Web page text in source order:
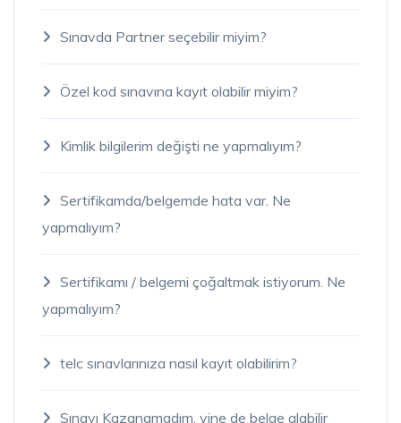
Sınavda Partner seçebilir miyim?
Özel kod sınavına kayıt olabilir miyim?
Kimlik bilgilerim değişti ne yapmalıyım?
Sertifikamda/belgemde hata var. Ne
yapmalıyım?
Sertifikamı / belgemi çoğaltmak istiyorum. Ne
yapmalıyım?
telc sınavlarınıza nasıl kayıt olabilirim?
Sınavı Kazanamadım, yine de belge alabilir